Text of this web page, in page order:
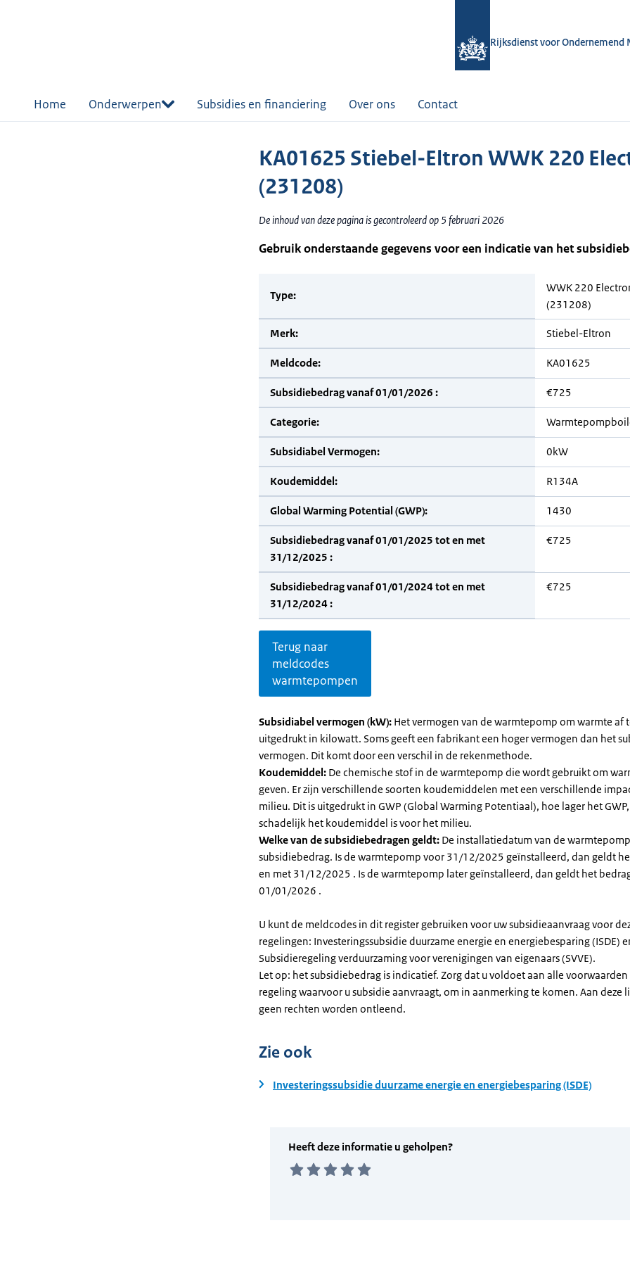
Rijksdienst voor Ondernemend
Home Onderwerpen Subsidies en financiering Over ons Contact
KA01625 Stiebel-Eltron WWK 220
(231208)
De inhoud van deze pagina is gecontroleerd op 5 februari 2026
Gebruik onderstaande gegevens voor een indicatie van het
Type:
WWK 220
(231208)
Merk: Stiebel-Eltron
Meldcode: KA01625
Subsidiebedrag vanaf 01/01/2026 : €725
Categorie:
Subsidiabel Vermogen: 0kW
Koudemiddel: R134A
Global Warming Potential (GWP): 1430
Subsidiebedrag vanaf 01/01/2025 tot en met
31/12/2025 :
€725
Subsidiebedrag vanaf 01/01/2024 tot en met
31/12/2024 :
€725
Terug naar
meldcodes
warmtepompen
Subsidiabel vermogen (kW): Het vermogen van de warmtepomp om warmte af
uitgedrukt in kilowatt. Soms geeft een fabrikant een hoger vermogen dan het
vermogen. Dit komt door een verschil in de rekenmethode.
Koudemiddel: De chemische stof in de warmtepomp die wordt gebruikt om
geven. Er zijn verschillende soorten koudemiddelen met een verschillende
milieu. Dit is uitgedrukt in GWP (Global Warming Potentiaal), hoe lager het
schadelijk het koudemiddel is voor het milieu.
Welke van de subsidiebedragen geldt: De installatiedatum van de
subsidiebedrag. Is de warmtepomp voor 31/12/2025 geïnstalleerd, dan geldt
en met 31/12/2025 . Is de warmtepomp later geïnstalleerd, dan geldt het
01/01/2026 .
U kunt de meldcodes in dit register gebruiken voor uw subsidieaanvraag voor
regelingen: Investeringssubsidie duurzame energie en energiebesparing (ISDE)
Subsidieregeling verduurzaming voor verenigingen van eigenaars (SVVE).
Let op: het subsidiebedrag is indicatief. Zorg dat u voldoet aan alle voorwaarden
regeling waarvoor u subsidie aanvraagt, om in aanmerking te komen. Aan deze
geen rechten worden ontleend.
Zie ook
Investeringssubsidie duurzame energie en energiebesparing (ISDE)